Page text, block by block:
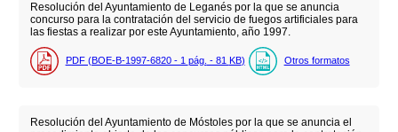
Resolución del Ayuntamiento de Leganés por la que se anuncia
concurso para la contratación del servicio de fuegos artificiales para
las fiestas a realizar por este Ayuntamiento, año 1997.
PDF (BOE-B-1997-6820 - 1 pág. - 81 KB) Otros formatos
Resolución del Ayuntamiento de Móstoles por la que se anuncia el